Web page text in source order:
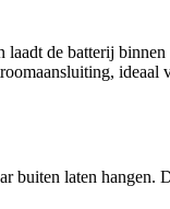
de batterij
ideaal
buiten laten hangen.